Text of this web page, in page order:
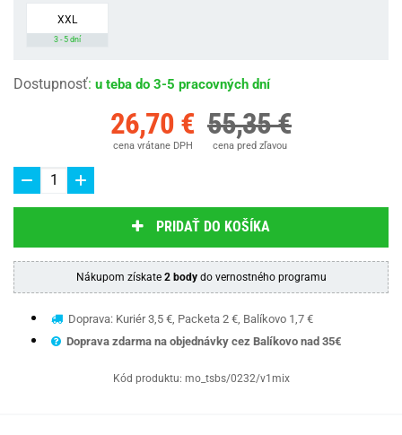
XXL
3 - 5 dní
Dostupnosť: u teba do 3-5 pracovných dní
26,70 €
cena vrátane DPH
55,35 €
cena pred zľavou
PRIDAŤ DO KOŠÍKA
Nákupom získate 2 bodydo vernostného programu
Doprava: Kuriér 3,5 €, Packeta 2 €, Balíkovo 1,7 €
Doprava zdarma na objednávky cez Balíkovo nad 35€
Kód produktu: mo_tsbs/0232/v1mix